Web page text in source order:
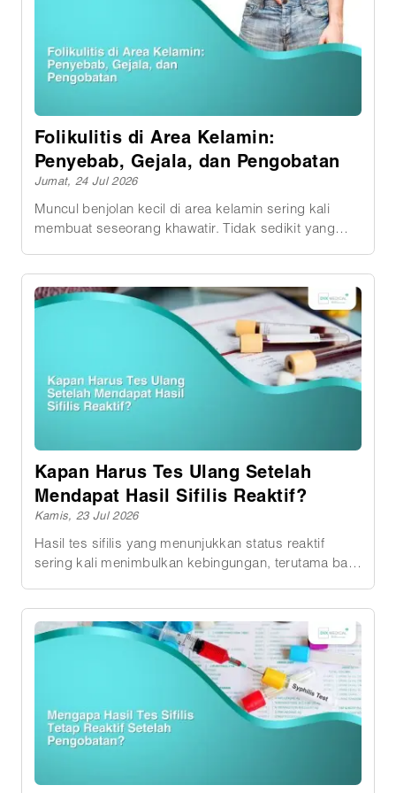
Gesekan, keringat, pori-pori tersumbat, peradangan
folikel rambut, hingga infeksi bakteri sama-sama
bisa menimbulkan keluhan pada kulit di sekitar
selangkangan. Meski demikian, lokasi, ukuran,
tingkat nyeri, dan perkembangan benjolan bisa
memberikan petunjuk awal. Pemeriksaan dokter
tetap diperlukan apabila keluhan terasa berat,
Folikulitis di Area Kelamin:
Penyebab, Gejala, dan Pengobatan
Jumat, 24 Jul 2026
Muncul benjolan kecil di area kelamin sering kali
membuat seseorang khawatir. Tidak sedikit yang
demikian. Salah satu kondisi yang cukup sering
terjadi adalah folikulitis di area kelamin, yaitu
peradangan pada folikel rambut. Folikulitis memang
umumnya bukan kondisi yang berbahaya. Namun,
bila tidak ditangani dengan tepat atau sering
kambuh, peradangan ini bisa menyebabkan infeksi
yang lebih dalam, meninggalkan bekas, hingga
penting untuk mengenali penyebab, gejala, serta
pilihan pengobatan yang sesuai.
Kapan Harus Tes Ulang Setelah
Mendapat Hasil Sifilis Reaktif?
Kamis, 23 Jul 2026
Hasil tes sifilis yang menunjukkan status reaktif
sering kali menimbulkan kebingungan, terutama bagi
terinfeksi aktif, padahal interpretasi hasil sifilis tidak
sesederhana itu dan perlu dilihat dari jenis
pemeriksaan serta kondisi klinis secara keseluruhan.
Karena itu, Anda sebaiknya tidak hanya mengulang
tes secara mandiri tanpa memahami tujuan
pemeriksaan. Evaluasi dokter membantu
menentukan apakah Anda memerlukan tes
pemeriksaan lebih cepat karena muncul tanda